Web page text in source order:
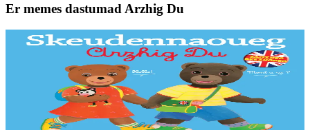
Er memes dastumad Arzhig Du
Bannoù-heol
Skeudennaoueg brezhoneg-saozneg Arzhig Du
Ul levr-skeudennoù brav evit dizoleiñ hag envel an traoù implijet
bemdez, e saozneg hag e brezhoneg ! 250 ger skeudennaouet, 20
taolenn vras da sellet outo.